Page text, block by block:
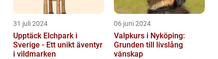
31 juli 2024
Upptäck Elchpark i
Sverige - Ett unikt äventyr
i vildmarken
06 juni 2024
Valpkurs i Nyköping:
Grunden till livslång
vänskap